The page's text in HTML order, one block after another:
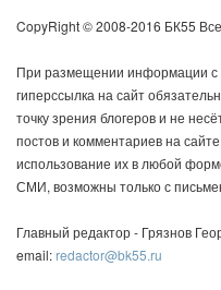
CopyRight © 2008-2016 БК55
При размещении информации с
гиперссылка на сайт
точку зрения блогеров и не
постов и комментариев на
использование их в любой
СМИ, возможны только с
Главный редактор - Грязнов
email:redactor@bk55.ru